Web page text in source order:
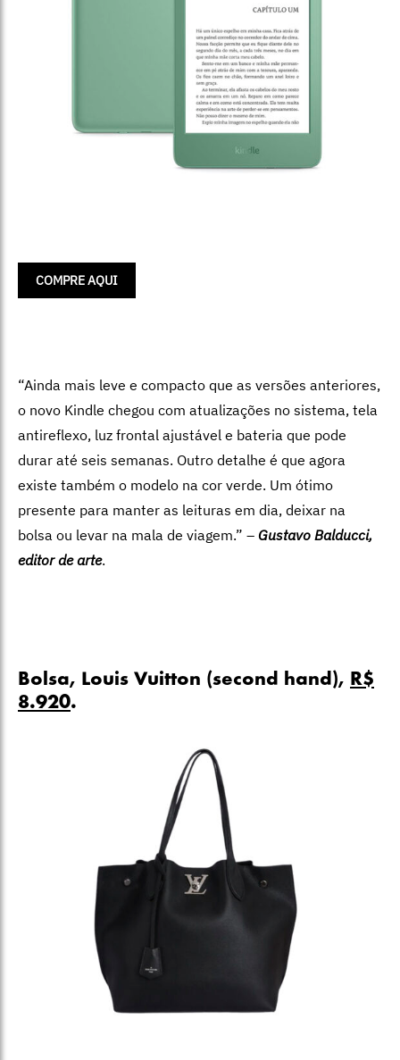
COMPRE AQUI
“Ainda mais leve e compacto que as versões anteriores,
o novo Kindle chegou com atualizações no sistema, tela
antireflexo, luz frontal ajustável e bateria que pode
durar até seis semanas. Outro detalhe é que agora
existe também o modelo na cor verde. Um ótimo
presente para manter as leituras em dia, deixar na
bolsa ou levar na mala de viagem.” – Gustavo Balducci,
editor de arte.
Bolsa, Louis Vuitton (second hand), R$
8.920.